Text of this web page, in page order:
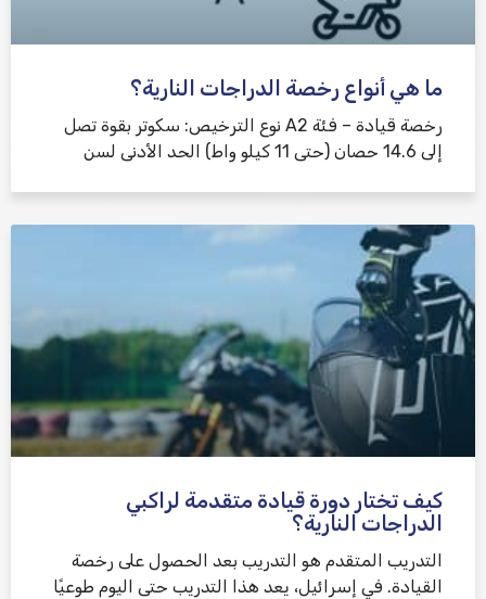
ما هي أنواع رخصة الدراجات النارية؟
رخصة قيادة – فئة A2 نوع الترخيص: سكوتر بقوة تصل
إلى 14.6 حصان (حتى 11 كيلو واط) الحد الأدنى لسن
كيف تختار دورة قيادة متقدمة لراكبي
الدراجات النارية؟
التدريب المتقدم هو التدريب بعد الحصول على رخصة
القيادة. في إسرائيل، يعد هذا التدريب حتى اليوم طوعيًا